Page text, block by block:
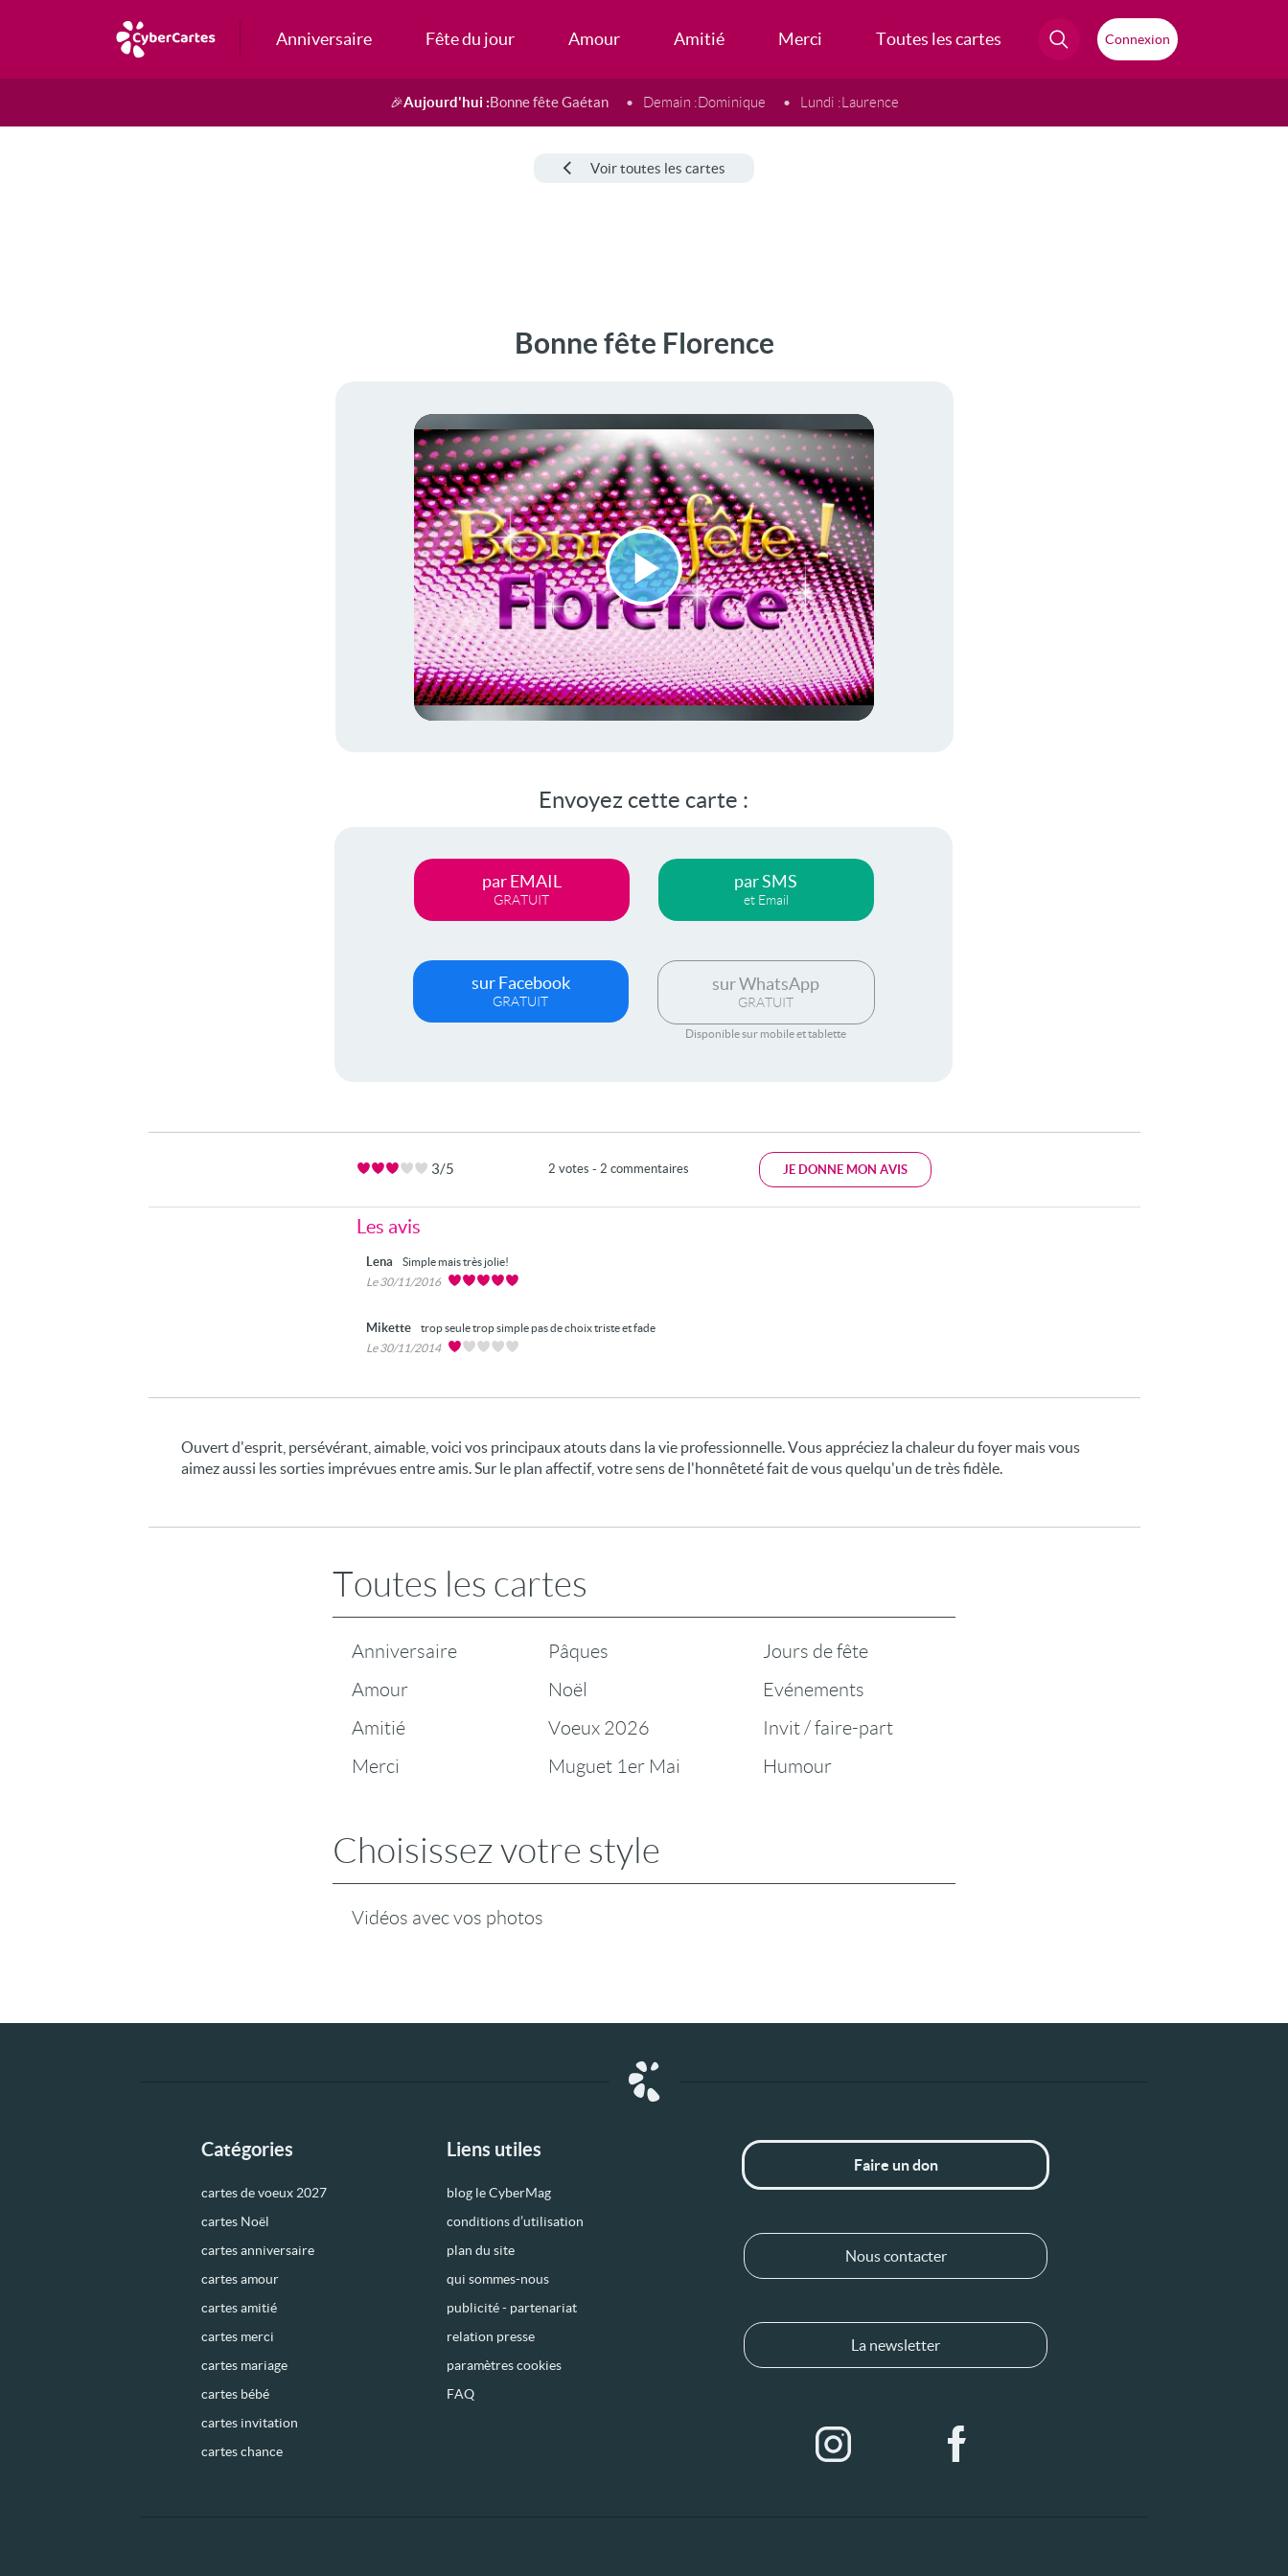
Anniversaire Fête du jour Amour Amitié Merci Toutes les cartes Connexion
🎉Aujourd'hui :Bonne fête Gaétan Demain :Dominique Lundi :Laurence
Voir toutes les cartes
Bonne fête Florence
Lire
la
Envoyez cette carte :
par EMAIL
GRATUIT
par SMS
et Email
sur Facebook
GRATUIT
sur WhatsApp
GRATUIT
Disponible sur mobile et tablette
3/5 2 votes - 2 commentaires JE DONNE MON AVIS
Les avis
Lena
Simple mais très jolie!
Le 30/11/2016
Mikette
trop seule trop simple pas de choix triste et fade
Le 30/11/2014
Ouvert d'esprit, persévérant, aimable, voici vos principaux atouts dans la vie professionnelle. Vous appréciez la chaleur du foyer mais vous
aimez aussi les sorties imprévues entre amis. Sur le plan affectif, votre sens de l'honnêteté fait de vous quelqu'un de très fidèle.
Toutes les cartes
Anniversaire
Amour
Amitié
Merci
Pâques
Noël
Voeux 2026
Muguet 1er Mai
Jours de fête
Evénements
Invit / faire-part
Humour
Choisissez votre style
Vidéos avec vos photos
Catégories
cartes de voeux 2027
cartes Noël
cartes anniversaire
cartes amour
cartes amitié
cartes merci
cartes mariage
cartes bébé
cartes invitation
cartes chance
Liens utiles
blog le CyberMag
conditions d’utilisation
plan du site
qui sommes-nous
publicité - partenariat
relation presse
paramètres cookies
FAQ
Faire un don
Nous contacter
La newsletter